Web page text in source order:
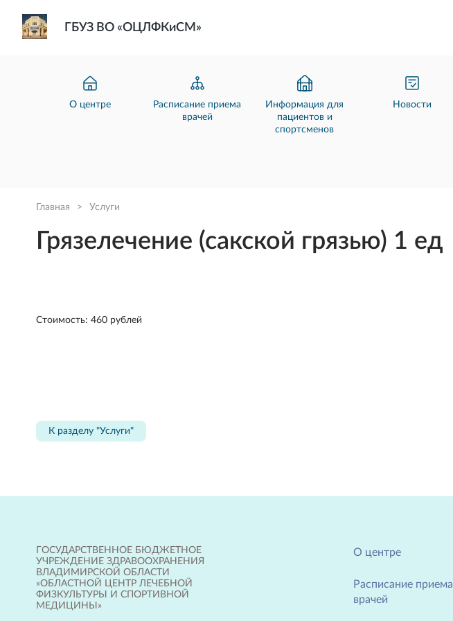
О центре
Расписание приема
врачей
Информация для
пациентов и
спортсменов
Новости
Главная > Услуги
Грязелечение (сакской грязью) 1 ед
Стоимость: 460 рублей
К разделу "Услуги"
ГБУЗ ВО «ОЦЛФКиСМ»
ГОСУДАРСТВЕННОЕ БЮДЖЕТНОЕ
УЧРЕЖДЕНИЕ ЗДРАВООХРАНЕНИЯ
ВЛАДИМИРСКОЙ ОБЛАСТИ
«ОБЛАСТНОЙ ЦЕНТР ЛЕЧЕБНОЙ
ФИЗКУЛЬТУРЫ И СПОРТИВНОЙ
МЕДИЦИНЫ»
О центре
Расписание приема
врачей